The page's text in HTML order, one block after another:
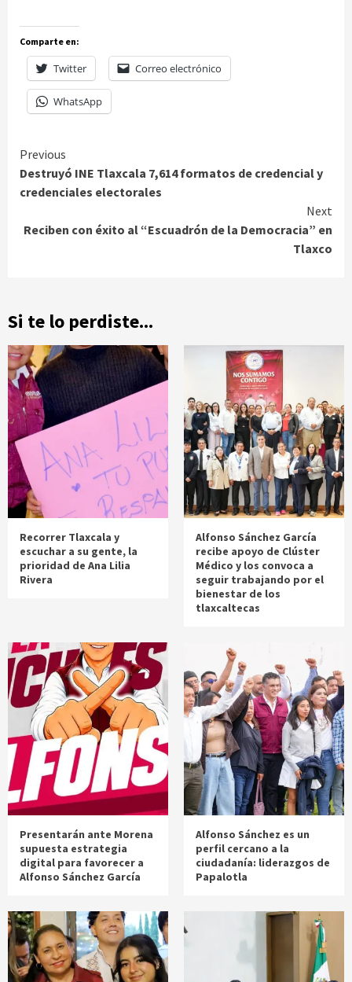
Comparte en:
Twitter Correo electrónico
WhatsApp
Continue
Reading
Previous
Destruyó INE Tlaxcala 7,614 formatos de credencial y
credenciales electorales
Next
Reciben con éxito al “Escuadrón de la Democracia” en
Tlaxco
Si te lo perdiste...
Recorrer Tlaxcala y
escuchar a su gente, la
prioridad de Ana Lilia
Rivera
Alfonso Sánchez García
recibe apoyo de Clúster
Médico y los convoca a
seguir trabajando por el
bienestar de los
tlaxcaltecas
Presentarán ante Morena
supuesta estrategia
digital para favorecer a
Alfonso Sánchez García
Alfonso Sánchez es un
perfil cercano a la
ciudadanía: liderazgos de
Papalotla